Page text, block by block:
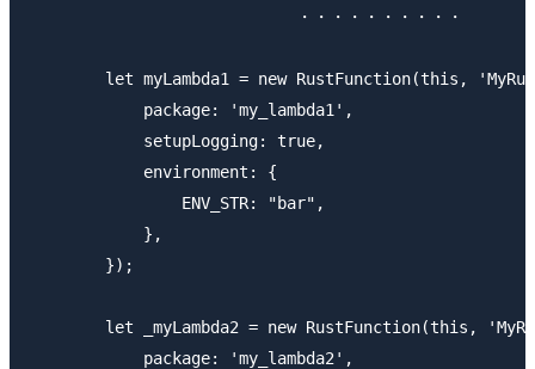
・・・・・・・・・・
let myLambda1 = new RustFunction(this,
            package: 'my_lambda1',
            setupLogging: true,
            environment: {
                ENV_STR: "bar",
            },
        });
let _myLambda2 = new RustFunction(this,
            package: 'my_lambda2',